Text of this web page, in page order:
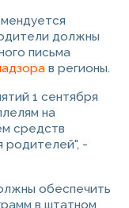
должны
письма
в регионы.
1 сентября
на
средств
родителей", -
обеспечить
в штатном